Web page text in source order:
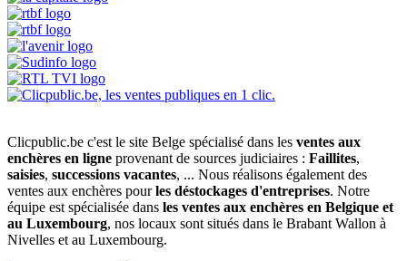
Clicpublic.be c'est le site Belge spécialisé dans les ventes aux
enchères en ligne provenant de sources judiciaires : Faillites,
saisies, successions vacantes, ... Nous réalisons également des
ventes aux enchères pourles déstockages d'entreprises. Notre
équipe est spécialisée dans les ventes aux enchères en Belgique et
au Luxembourg, nos locaux sont situés dans le Brabant Wallon à
Nivelles et au Luxembourg.